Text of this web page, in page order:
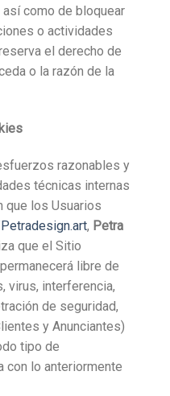
como de bloquear
o actividades
el derecho de
o la razón de la
razonables y
técnicas internas
que los Usuarios
, Petra
que el Sitio
libre de
virus, interferencia,
de seguridad,
y Anunciantes)
tipo de
con lo anteriormente